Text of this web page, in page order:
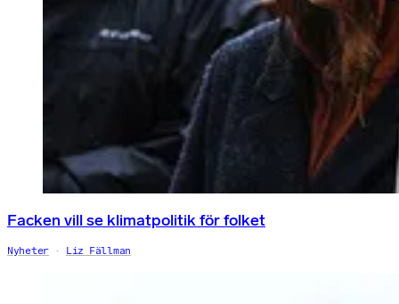
Facken vill se klimatpolitik för folket
Nyheter Liz Fällman